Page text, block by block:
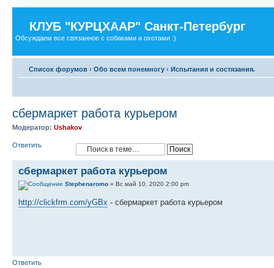
КЛУБ "КУРЦХААР" Санкт-Петербург
Обсуждаем все связанное с собаками и охотами :)
Список форумов ‹ Обо всем понемногу ‹ Испытания и состязания.
сбермаркет работа курьером
Модератор: Ushakov
Ответить
сбермаркет работа курьером
Stephenaromo » Вс май 10, 2020 2:00 pm
http://clickfrm.com/yGBx - сбермаркет работа курьером
Ответить